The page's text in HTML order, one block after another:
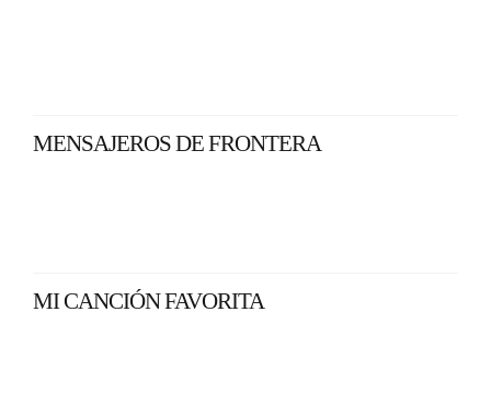
MENSAJEROS DE FRONTERA
MI CANCIÓN FAVORITA